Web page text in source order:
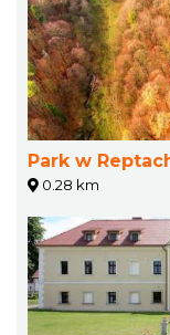
Park w
0.28 km